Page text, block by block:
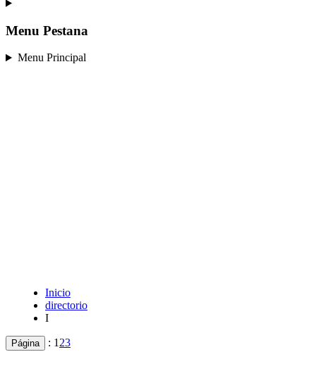
Menu Pestana
Menu Principal
Inicio
directorio
I
Página : 1 23